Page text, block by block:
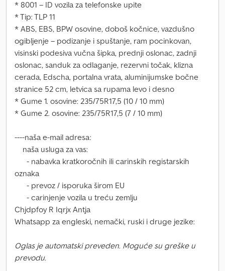
* 8001 – ID vozila za telefonske upite
* Tip: TLP 11
* ABS, EBS, BPW osovine, doboš kočnice, vazdušno
ogibljenje – podizanje i spuštanje, ram pocinkovan,
visinski podesiva vučna šipka, prednji oslonac, zadnji
oslonac, sanduk za odlaganje, rezervni točak, klizna
cerada, Edscha, portalna vrata, aluminijumske bočne
stranice 52 cm, letvica sa rupama levo i desno
* Gume 1. osovine: 235/75R17,5 (10 / 10 mm)
* Gume 2. osovine: 235/75R17,5 (7 / 10 mm)
----naša e-mail adresa:
naša usluga za vas:
- nabavka kratkoročnih ili carinskih registarskih
oznaka
- prevoz / isporuka širom EU
- carinjenje vozila u treću zemlju
Chjdpfoy R Iqrjx Antja
Whatsapp za engleski, nemački, ruski i druge jezike:
Oglas je automatski preveden. Moguće su greške u
prevodu.